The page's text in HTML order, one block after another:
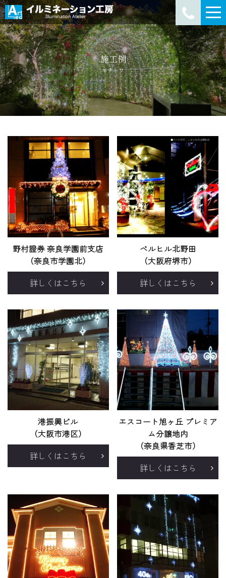
施工例
モチーフ
野村證券 奈良学園前支店
（奈良市学園北）
詳しくはこちら
ベルヒル北野田
（大阪府堺市）
詳しくはこちら
港振興ビル
（大阪市港区）
詳しくはこちら
エスコート旭ヶ丘 プレミア
ム分譲地内
（奈良県香芝市）
詳しくはこちら